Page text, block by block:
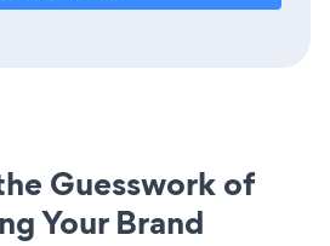
Guesswork of
Your Brand